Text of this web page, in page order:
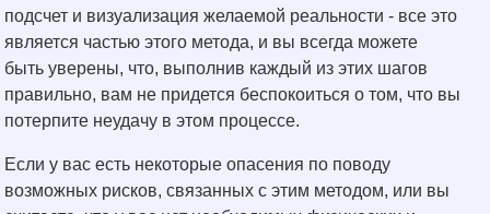
подсчет и визуализация желаемой реальности - все это
является частью этого метода, и вы всегда можете
быть уверены, что, выполнив каждый из этих шагов
правильно, вам не придется беспокоиться о том, что вы
потерпите неудачу в этом процессе.
Если у вас есть некоторые опасения по поводу
возможных рисков, связанных с этим методом, или вы